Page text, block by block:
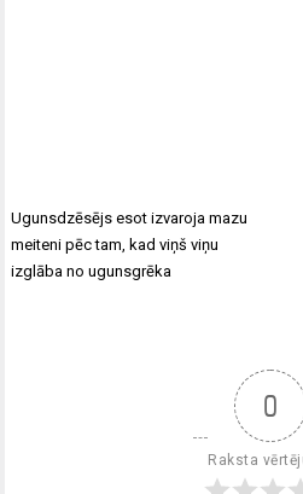
Ugunsdzēsējs esot izvaroja mazu
meiteni pēc tam, kad viņš viņu
izglāba no ugunsgrēka
0
Raksta